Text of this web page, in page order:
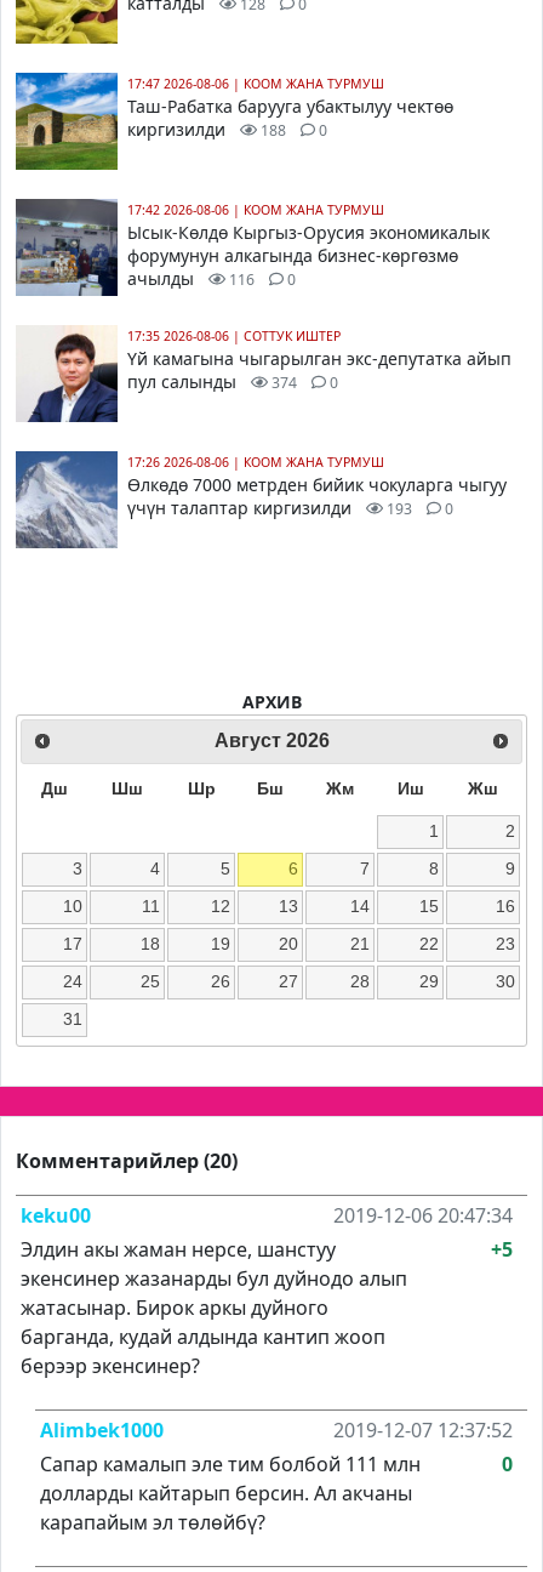
128 0
17:47 2026-08-06 | КООМ ЖАНА ТУРМУШ
Таш-Рабатка барууга убактылуу чектөө
киргизилди
188 0
17:42 2026-08-06 | КООМ ЖАНА ТУРМУШ
Ысык-Көлдө Кыргыз-Орусия экономикалык
форумунун алкагында бизнес-көргөзмө
ачылды
116 0
17:35 2026-08-06 | СОТТУК ИШТЕР
Үй камагына чыгарылган экс-депутатка айып
пул салынды
374 0
17:26 2026-08-06 | КООМ ЖАНА ТУРМУШ
Өлкөдө 7000 метрден бийик чокуларга чыгуу
үчүн талаптар киргизилди
193 0
АРХИВ
Август 2026
Дш Шш Шр Бш Жм Иш Жш
1
2
3
4 5 6 7 8
9
10
11 12 13 14 15
16
17
18 19 20 21 22
23
24
25 26 27 28 29
30
31
Комментарийлер (20)
keku00
2019-12-06 20:47:34
Элдин акы жаман нерсе, шанстуу
экенсинер жазанарды бул дуйнодо алып
жатасынар. Бирок аркы дуйного
барганда, кудай алдында кантип жооп
берээр экенсинер?
+5
Alimbek1000
2019-12-07 12:37:52
Сапар камалып эле тим болбой 111 млн
долларды кайтарып берсин. Ал акчаны
карапайым эл төлөйбү?
0